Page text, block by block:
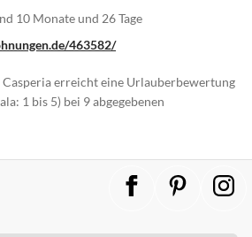
10 Monate und 26 Tage
463582/
Casperia erreicht eine Urlauberbewertung
1 bis 5) bei 9 abgegebenen